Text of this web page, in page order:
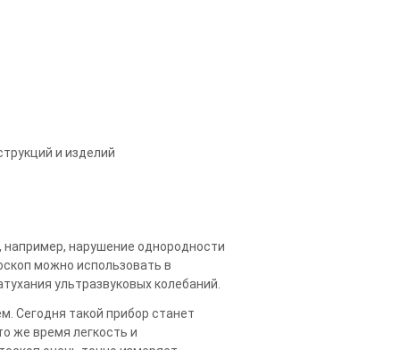
и изделий
нарушение однородности
можно использовать в
ультразвуковых колебаний.
Сегодня такой прибор станет
же время легкость и